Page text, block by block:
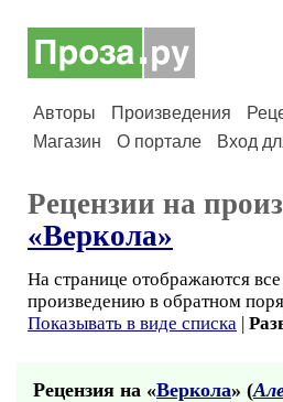
Авторы Произведения
Магазин
О портале Вход
Рецензии на
«Веркола»
На странице отображаются
произведению в обратном
Показывать в виде списка |
Рецензия на «Веркола» (